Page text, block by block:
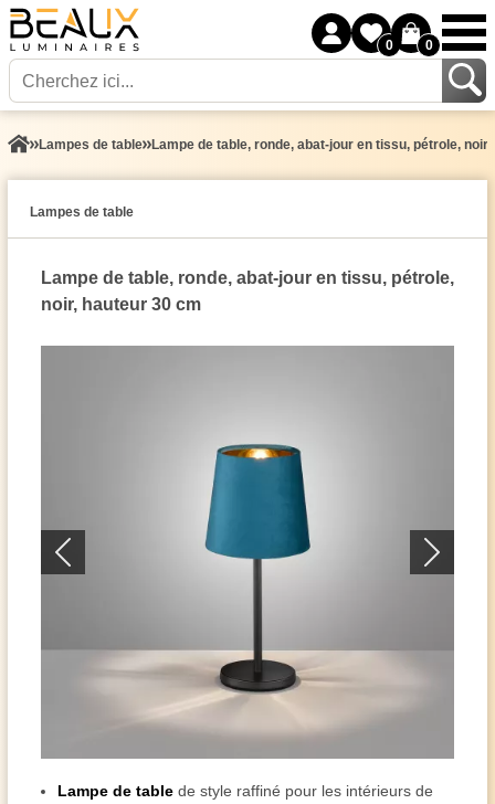
0 0
Lampes de table Lampe de table, ronde, abat-jour en tissu, pétrole,
Lampes de table
Lampe de table, ronde, abat-jour en tissu, pétrole,
noir, hauteur 30 cm
Lampe de table de style raffiné pour les intérieurs de